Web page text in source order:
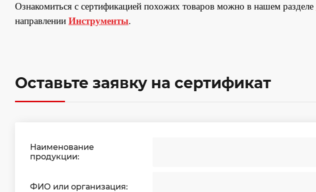
Ознакомиться с сертификацией похожих товаров можно в нашем разделе
направлении Инструменты.
Оставьте заявку на сертификат
Наименование
продукции:
ФИО или организация: